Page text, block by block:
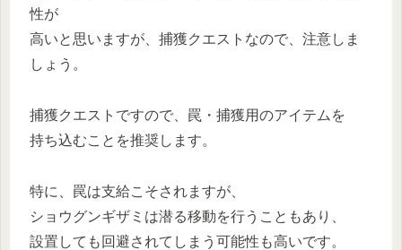
性が
高いと思いますが、捕獲クエストなので、注意しま
しょう。
捕獲クエストですので、罠・捕獲用のアイテムを
持ち込むことを推奨します。
特に、罠は支給こそされますが、
ショウグンギザミは潜る移動を行うこともあり、
設置しても回避されてしまう可能性も高いです。